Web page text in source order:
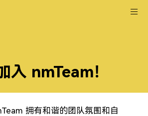
入 nmTeam！
拥有和谐的团队氛围和自